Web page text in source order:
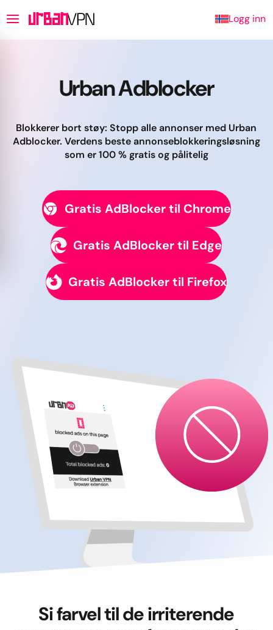
Logg inn
Urban Adblocker
Blokkerer bort støy: Stopp alle annonser med Urban
Adblocker. Verdens beste annonseblokkeringsløsning
som er 100 % gratis og pålitelig
Gratis AdBlocker til Chrome
Gratis AdBlocker til Edge
Gratis AdBlocker til Firefox
Si farvel til de irriterende